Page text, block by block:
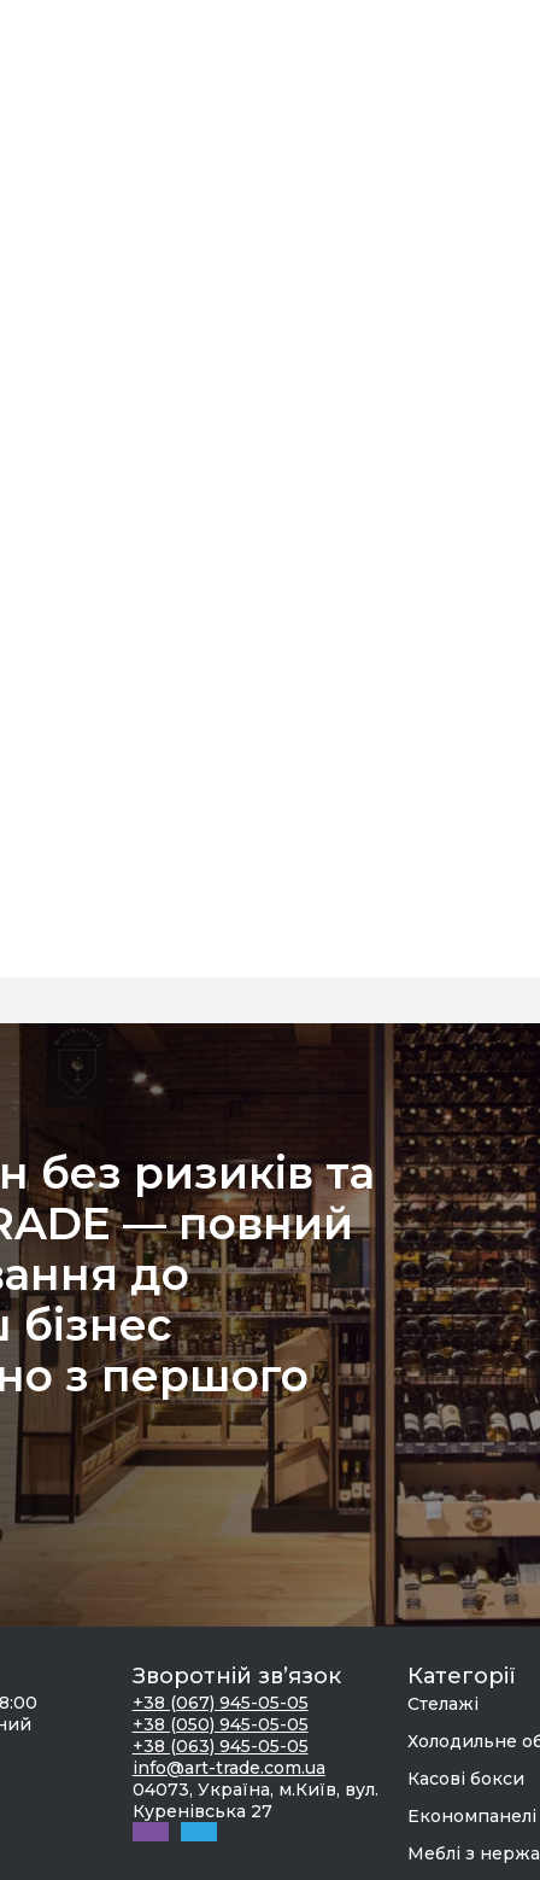
без ризиків та
— повний
до
з першого
Зворотній зв’язок
+38 (067) 945-05-05
+38 (050) 945-05-05
+38 (063) 945-05-05
info@art-trade.com.ua
04073, Україна, м.Київ, вул.
Куренівська 27
Категорії
Стелажі
Холодильне
Касові бокси
Економпанелі
Меблі з